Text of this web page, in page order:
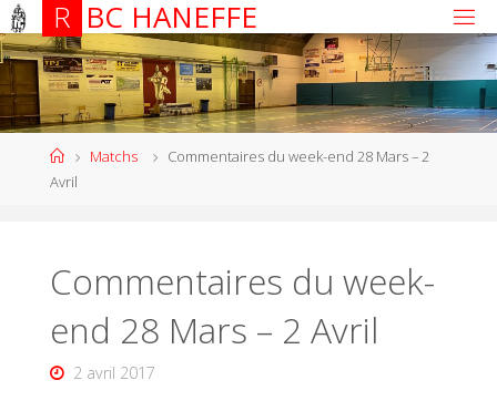
R BC HANEFFE
Matchs
Commentaires du week-end 28 Mars – 2
Avril
Commentaires du week-
end 28 Mars – 2 Avril
2 avril 2017